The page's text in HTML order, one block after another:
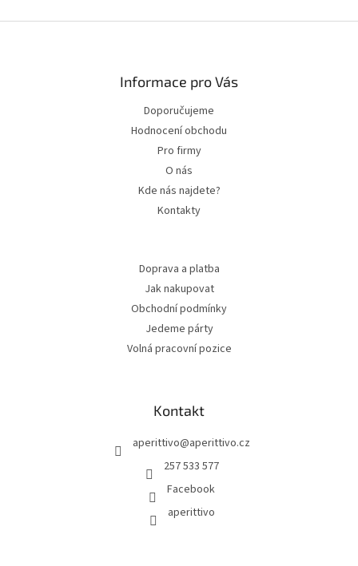
Informace pro Vás
Doporučujeme
Hodnocení obchodu
Pro firmy
O nás
Kde nás najdete?
Kontakty
Doprava a platba
Jak nakupovat
Obchodní podmínky
Jedeme párty
Volná pracovní pozice
Kontakt
aperittivo@aperittivo.cz
257 533 577
Facebook
aperittivo